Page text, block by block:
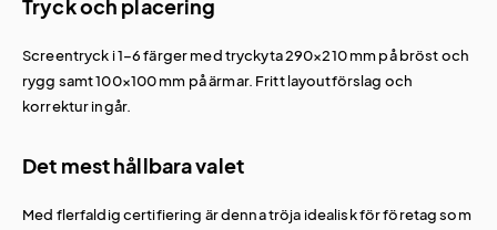
Tryck och placering
Screentryck i 1–6 färger med tryckyta 290×210 mm på bröst och
rygg samt 100×100 mm på ärmar. Fritt layoutförslag och
korrektur ingår.
Det mest hållbara valet
Med flerfaldig certifiering är denna tröja idealisk för företag som